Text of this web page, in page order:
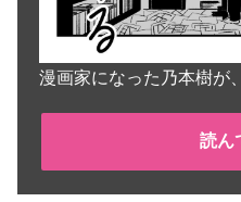
漫画家になった乃本樹が
読ん